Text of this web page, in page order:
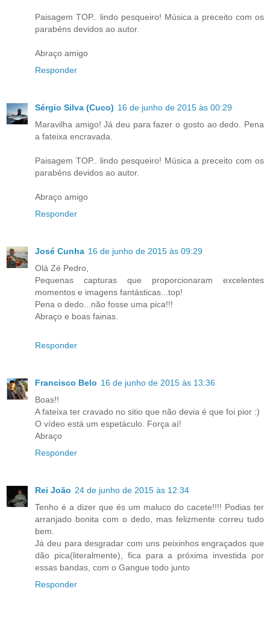
Paisagem TOP.. lindo pesqueiro! Música a preceito com os
parabéns devidos ao autor.
Abraço amigo
Responder
Sérgio Silva (Cuco) 16 de junho de 2015 às 00:29
Maravilha amigo! Já deu para fazer o gosto ao dedo. Pena
a fateixa encravada.
Paisagem TOP.. lindo pesqueiro! Música a preceito com os
parabéns devidos ao autor.
Abraço amigo
Responder
José Cunha 16 de junho de 2015 às 09:29
Olá Zé Pedro,
Pequenas capturas que proporcionaram excelentes
momentos e imagens fantásticas...top!
Pena o dedo...não fosse uma pica!!!
Abraço e boas fainas.
Responder
Francisco Belo 16 de junho de 2015 às 13:36
Boas!!
A fateixa ter cravado no sitio que não devia é que foi pior :)
O vídeo está um espetáculo. Força aí!
Abraço
Responder
Rei João 24 de junho de 2015 às 12:34
Tenho é a dizer que és um maluco do cacete!!!! Podias ter
arranjado bonita com o dedo, mas felizmente correu tudo
bem.
Já deu para desgradar com uns peixinhos engraçados que
dão pica(literalmente), fica para a próxima investida por
essas bandas, com o Gangue todo junto
Responder